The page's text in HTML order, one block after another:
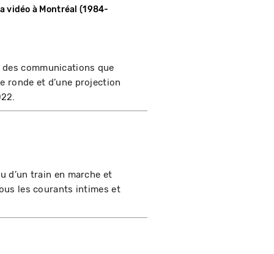
vidéo à Montréal (1984-
communications que
ronde et d’une projection
d’un train en marche et
les courants intimes et